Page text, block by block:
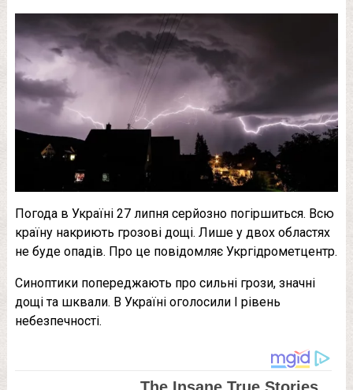
Погода в Україні 27 липня серйозно погіршиться. Всю
країну накриють грозові дощі. Лише у двох областях
не буде опадів. Про це повідомляє Укргідрометцентр.
Синоптики попереджають про сильні грози, значні
дощі та шквали. В Україні оголосили І рівень
небезпечності.